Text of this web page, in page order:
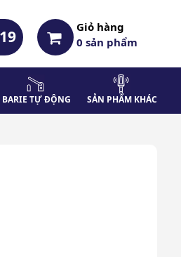
Giỏ hàng
0sản phẩm
BARIE TỰ ĐỘNG SẢN PHẨM KHÁC